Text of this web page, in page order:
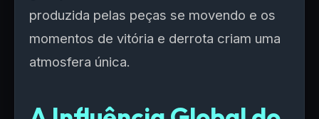
produzida pelas peças se movendo e os
momentos de vitória e derrota criam uma
atmosfera única.